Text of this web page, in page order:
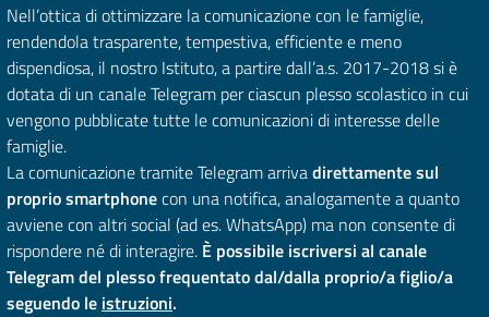
Nell’ottica di ottimizzare la comunicazione con le famiglie,
rendendola trasparente, tempestiva, efficiente e meno
dispendiosa, il nostro Istituto, a partire dall’a.s. 2017-2018 si è
dotata di un canale Telegram per ciascun plesso scolastico in cui
vengono pubblicate tutte le comunicazioni di interesse delle
famiglie.
La comunicazione tramite Telegram arrivadirettamente sul
proprio smartphonecon una notifica, analogamente a quanto
avviene con altri social (ad es. WhatsApp) ma non consente di
rispondere né di interagire. È possibile iscriversi al canale
Telegram del plesso frequentato dal/dalla proprio/a figlio/a
seguendo le istruzioni.